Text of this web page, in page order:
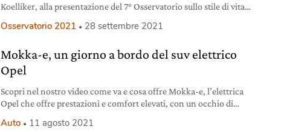
Koelliker, alla presentazione del 7° Osservatorio sullo stile di vita
Osservatorio 2021 28 settembre 2021
Mokka-e, un giorno a bordo del suv elettrico
Opel
Scopri nel nostro video come va e cosa offre Mokka-e, l’elettrica
Opel che offre prestazioni e comfort elevati, con un occhio di
Auto 11 agosto 2021